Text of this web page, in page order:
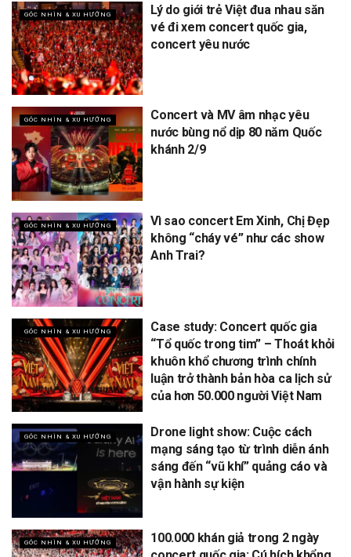
GÓC NHÌN & XU HƯỚNG
Lý do giới trẻ Việt đua nhau săn
vé đi xem concert quốc gia,
concert yêu nước
GÓC NHÌN & XU HƯỚNG
Concert và MV âm nhạc yêu
nước bùng nổ dịp 80 năm Quốc
khánh 2/9
GÓC NHÌN & XU HƯỚNG
Vì sao concert Em Xinh, Chị Đẹp
không “cháy vé” như các show
Anh Trai?
GÓC NHÌN & XU HƯỚNG
Case study: Concert quốc gia
“Tổ quốc trong tim” – Thoát khỏi
khuôn khổ chương trình chính
luận trở thành bản hòa ca lịch sử
của hơn 50.000 người Việt Nam
GÓC NHÌN & XU HƯỚNG
Drone light show: Cuộc cách
mạng sáng tạo từ trình diễn ánh
sáng đến “vũ khí” quảng cáo và
vận hành sự kiện
GÓC NHÌN & XU HƯỚNG
100.000 khán giả trong 2 ngày